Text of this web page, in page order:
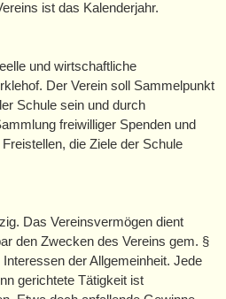
ist das Kalenderjahr.
und wirtschaftliche
Der Verein soll Sammelpunkt
Schule sein und durch
freiwilliger Spenden und
die Ziele der Schule
Das Vereinsvermögen dient
den Zwecken des Vereins gem. §
der Allgemeinheit. Jede
gerichtete Tätigkeit ist